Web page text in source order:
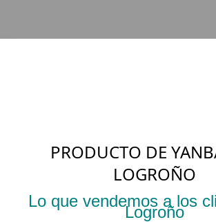
PRODUCTO DE
LOGROÑO
Lo que vendemos a los
Logroño